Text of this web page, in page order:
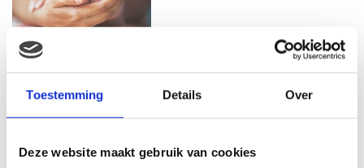
Toestemming Details Over
Deze website maakt gebruik van cookies
FOTO: SAAR KONINGSBERGER